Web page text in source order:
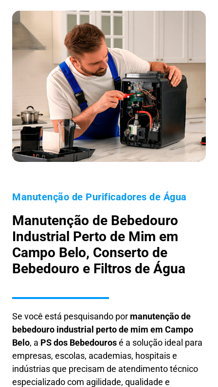
Manutenção de Purificadores de Água
Manutenção de Bebedouro
Industrial Perto de Mim em
Campo Belo, Conserto de
Bebedouro e Filtros de Água
Se você está pesquisando por manutenção de
bebedouro industrial perto de mim em Campo
Belo, a PS dos Bebedourosé a solução ideal para
empresas, escolas, academias, hospitais e
indústrias que precisam de atendimento técnico
especializado com agilidade, qualidade e